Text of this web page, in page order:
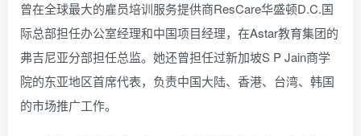
曾在全球最大的雇员培训服务提供商ResCare华盛顿D.C.国
际总部担任办公室经理和中国项目经理，在Astar教育集团的
弗吉尼亚分部担任总监。她还曾担任过新加坡S P Jain商学
院的东亚地区首席代表，负责中国大陆、香港、台湾、韩国
的市场推广工作。